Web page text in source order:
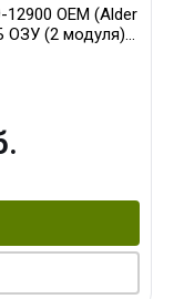
OEM (Alder
ОЗУ (2 модуля)/
256bit 3xDP